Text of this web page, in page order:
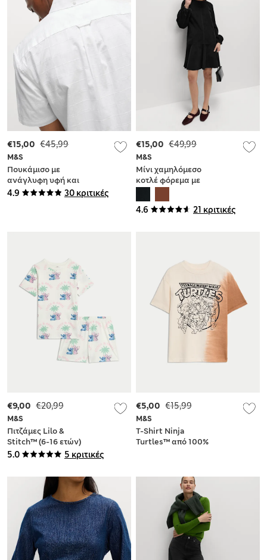
4.9 30 κριτικές
M&S
Πουκάμισο με
ανάγλυφη υφή και
εύκολο σιδέρωμα
€45,99
€15,00
4.6 21 κριτικές
M&S
Μίνι χαμηλόμεσο
κοτλέ φόρεμα με
λαιμόκοψη
€49,99
€15,00
5.0 5 κριτικές
M&S
Πιτζάμες Lilo &
Stitch™ (6-16 ετών)
€20,99
€9,00
M&S
T-Shirt Ninja
Turtles™ από 100%
€15,99
€5,00